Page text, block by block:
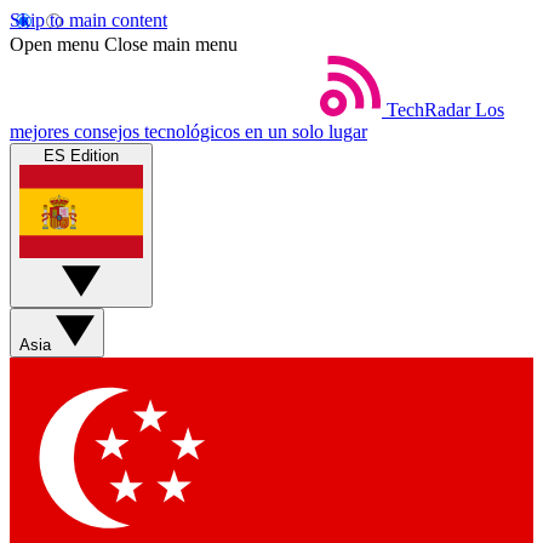
Skip to main content
Open menu Close main menu
TechRadar Los
mejores consejos tecnológicos en un solo lugar
ES Edition
Asia